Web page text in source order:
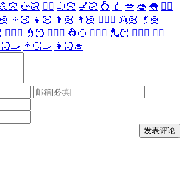
💪🏻 🖕🏻 ✍🏻 🤳🏻 💅🏻 💍 💄 💋 👄 👅 👂🏻
👦🏻 👧🏻 👨🏻 👩🏻 👱🏻‍♀️ 👱🏻
👴🏻
👮🏻‍♀️ 👮🏻 👷🏻‍♀️ 👷🏻 💂🏻‍♀️ 💂🏻 🕵🏻‍♀️ 🕵🏻
👨🏻‍🍳 👩🏻‍🎓